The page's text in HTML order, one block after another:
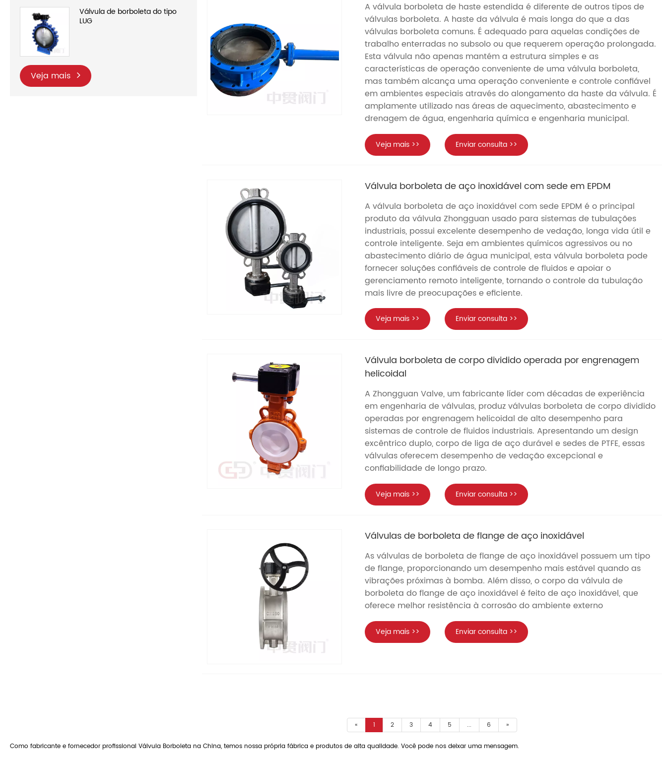
Válvula de borboleta do tipo
LUG
Veja mais
A válvula borboleta de haste estendida é diferente de outros tipos de
válvulas borboleta. A haste da válvula é mais longa do que a das
válvulas borboleta comuns. É adequado para aquelas condições de
trabalho enterradas no subsolo ou que requerem operação prolongada.
Esta válvula não apenas mantém a estrutura simples e as
características de operação conveniente de uma válvula borboleta,
mas também alcança uma operação conveniente e controle confiável
em ambientes especiais através do alongamento da haste da válvula. É
amplamente utilizado nas áreas de aquecimento, abastecimento e
drenagem de água, engenharia química e engenharia municipal.
Veja mais >> Enviar consulta >>
Válvula borboleta de aço inoxidável com sede em EPDM
A válvula borboleta de aço inoxidável com sede EPDM é o principal
produto da válvula Zhongguan usado para sistemas de tubulações
industriais, possui excelente desempenho de vedação, longa vida útil e
controle inteligente. Seja em ambientes químicos agressivos ou no
abastecimento diário de água municipal, esta válvula borboleta pode
fornecer soluções confiáveis ​​de controle de fluidos e apoiar o
gerenciamento remoto inteligente, tornando o controle da tubulação
mais livre de preocupações e eficiente.
Veja mais >> Enviar consulta >>
Válvula borboleta de corpo dividido operada por engrenagem
helicoidal
A Zhongguan Valve, um fabricante líder com décadas de experiência
em engenharia de válvulas, produz válvulas borboleta de corpo dividido
operadas por engrenagem helicoidal de alto desempenho para
sistemas de controle de fluidos industriais. Apresentando um design
excêntrico duplo, corpo de liga de aço durável e sedes de PTFE, essas
válvulas oferecem desempenho de vedação excepcional e
confiabilidade de longo prazo.
Veja mais >> Enviar consulta >>
Válvulas de borboleta de flange de aço inoxidável
As válvulas de borboleta de flange de aço inoxidável possuem um tipo
de flange, proporcionando um desempenho mais estável quando as
vibrações próximas à bomba. Além disso, o corpo da válvula de
borboleta do flange de aço inoxidável é feito de aço inoxidável, que
oferece melhor resistência à corrosão do ambiente externo
Veja mais >> Enviar consulta >>
« 1 2 3 4 5 ... 6 »
Como fabricante e fornecedor profissional Válvula Borboleta na China, temos nossa própria fábrica e produtos de alta qualidade. Você pode nos deixar uma mensagem.